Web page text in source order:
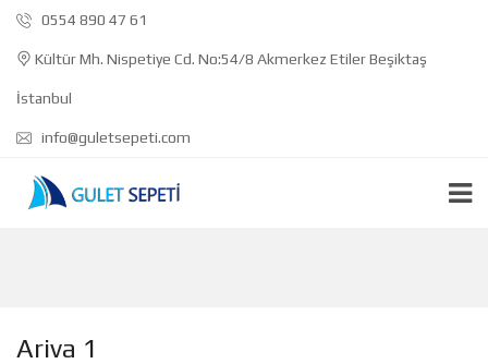
0554 890 47 61
Kültür Mh. Nispetiye Cd. No:54/8 Akmerkez Etiler Beşiktaş
İstanbul
info@guletsepeti.com
Ariva 1